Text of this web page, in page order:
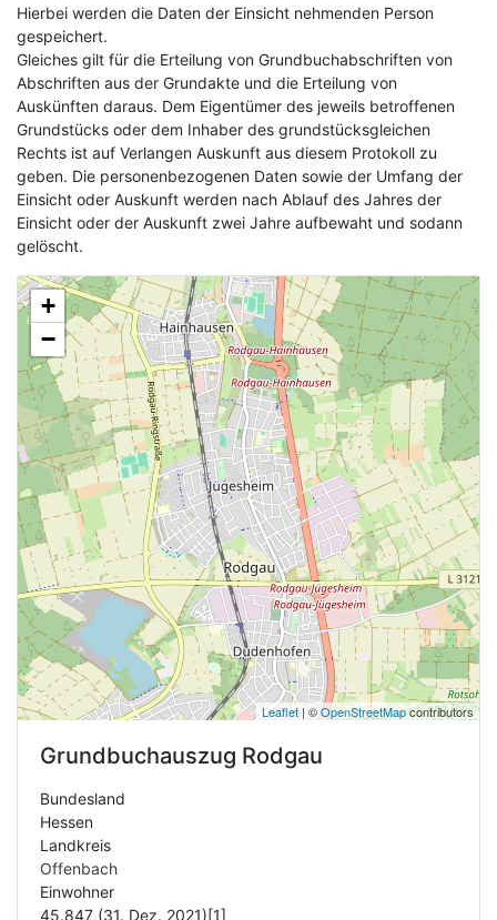
Hierbei werden die Daten der Einsicht nehmenden Person
gespeichert.
Gleiches gilt für die Erteilung von Grundbuchabschriften von
Abschriften aus der Grundakte und die Erteilung von
Auskünften daraus. Dem Eigentümer des jeweils betroffenen
Grundstücks oder dem Inhaber des grundstücksgleichen
Rechts ist auf Verlangen Auskunft aus diesem Protokoll zu
geben. Die personenbezogenen Daten sowie der Umfang der
Einsicht oder Auskunft werden nach Ablauf des Jahres der
Einsicht oder der Auskunft zwei Jahre aufbewaht und sodann
gelöscht.
+
−
Leaflet | ©OpenStreetMapcontributors
Grundbuchauszug Rodgau
Bundesland
Hessen
Landkreis
Offenbach
Einwohner
45.847 (31. Dez. 2021)[1]